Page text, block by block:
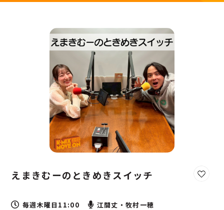
えまきむーのときめきスイッチ
毎週木曜日11:00 江間丈・牧村一穂